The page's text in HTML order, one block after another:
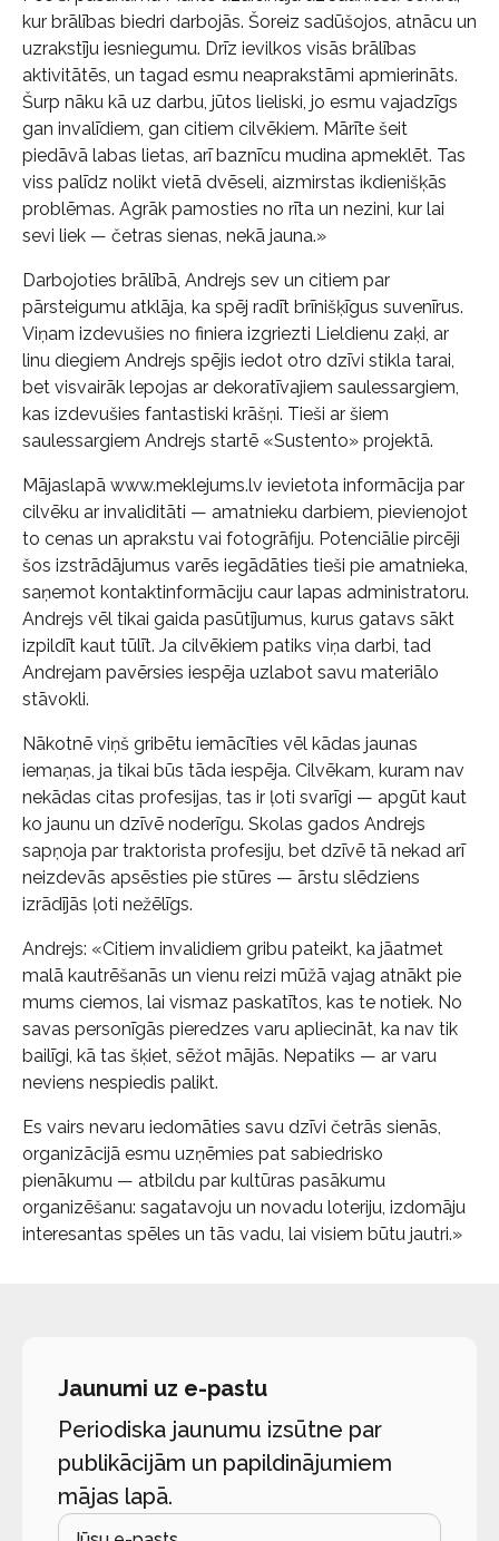
kur brālības biedri darbojās. Šoreiz sadūšojos, atnācu un
uzrakstīju iesniegumu. Drīz ievilkos visās brālības
aktivitātēs, un tagad esmu neaprakstāmi apmierināts.
Šurp nāku kā uz darbu, jūtos lieliski, jo esmu vajadzīgs
gan invalīdiem, gan citiem cilvēkiem. Mārīte šeit
piedāvā labas lietas, arī baznīcu mudina apmeklēt. Tas
viss palīdz nolikt vietā dvēseli, aizmirstas ikdienišķās
problēmas. Agrāk pamosties no rīta un nezini, kur lai
sevi liek — četras sienas, nekā jauna.»
Darbojoties brālībā, Andrejs sev un citiem par
pārsteigumu atklāja, ka spēj radīt brīnišķīgus suvenīrus.
Viņam izdevušies no finiera izgriezti Lieldienu zaķi, ar
linu diegiem Andrejs spējis iedot otro dzīvi stikla tarai,
bet visvairāk lepojas ar dekoratīvajiem saulessargiem,
kas izdevušies fantastiski krāšņi. Tieši ar šiem
saulessargiem Andrejs startē «Sustento» projektā.
Mājaslapā www.meklejums.lv ievietota informācija par
cilvēku ar invaliditāti — amatnieku darbiem, pievienojot
to cenas un aprakstu vai fotogrāfiju. Potenciālie pircēji
šos izstrādājumus varēs iegādāties tieši pie amatnieka,
saņemot kontaktinformāciju caur lapas administratoru.
Andrejs vēl tikai gaida pasūtījumus, kurus gatavs sākt
izpildīt kaut tūlīt. Ja cilvēkiem patiks viņa darbi, tad
Andrejam pavērsies iespēja uzlabot savu materiālo
stāvokli.
Nākotnē viņš gribētu iemācīties vēl kādas jaunas
iemaņas, ja tikai būs tāda iespēja. Cilvēkam, kuram nav
nekādas citas profesijas, tas ir ļoti svarīgi — apgūt kaut
ko jaunu un dzīvē noderīgu. Skolas gados Andrejs
sapņoja par traktorista profesiju, bet dzīvē tā nekad arī
neizdevās apsēsties pie stūres — ārstu slēdziens
izrādījās ļoti nežēlīgs.
Andrejs: «Citiem invalidiem gribu pateikt, ka jāatmet
malā kautrēšanās un vienu reizi mūžā vajag atnākt pie
mums ciemos, lai vismaz paskatītos, kas te notiek. No
savas personīgās pieredzes varu apliecināt, ka nav tik
bailīgi, kā tas šķiet, sēžot mājās. Nepatiks — ar varu
neviens nespiedis palikt.
Es vairs nevaru iedomāties savu dzīvi četrās sienās,
organizācijā esmu uzņēmies pat sabiedrisko
pienākumu — atbildu par kultūras pasākumu
organizēšanu: sagatavoju un novadu loteriju, izdomāju
interesantas spēles un tās vadu, lai visiem būtu jautri.»
Jaunumi uz e-pastu
Periodiska jaunumu izsūtne par
publikācijām un papildinājumiem
mājas lapā.